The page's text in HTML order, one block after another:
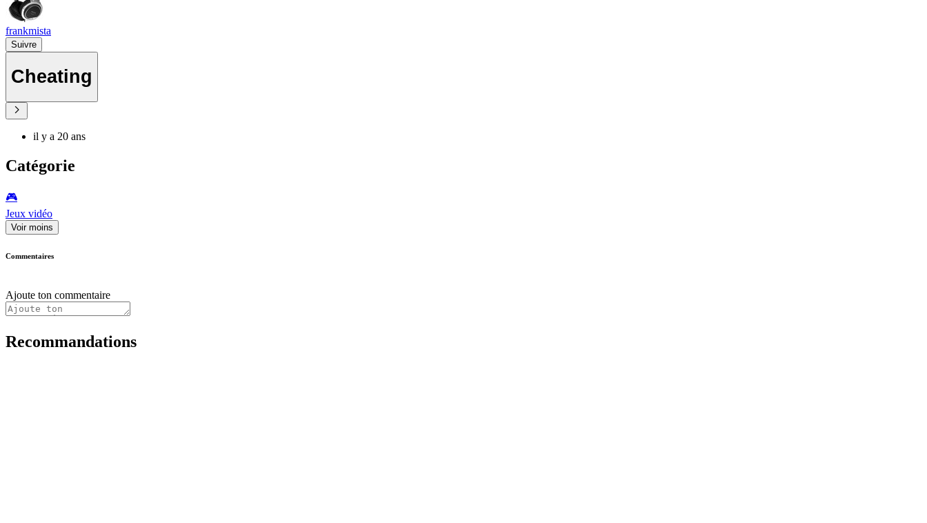
frankmista
Suivre
Cheating
il y a 20 ans
Catégorie
🎮️
Jeux vidéo
Voir moins
Commentaires
Ajoute ton commentaire
Recommandations